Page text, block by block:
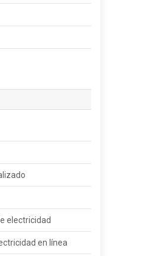
electricidad
en línea